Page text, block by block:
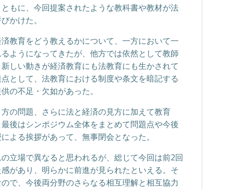
もに、今回提案されたような教科書や教材が法
かけた。
教育をどう教えるかについて、一方において一
ようになってきたが、他方では依然として教師
しい動きが経済教育にも法教育にも生かされて
として、法教育における制度や条文を暗記する
の不足・欠如があった。
の問題、さらに法と経済の見方に加えて教育
後はシンポジウム全体をまとめて問題点や今後
よる挨拶があって、無事閉会となった。
立場で異なると思われるが、総じて今回は前2回
があり、明らかに前進が見られたといえる。そ
で、今後両分野のさらなる相互理解と相互協力